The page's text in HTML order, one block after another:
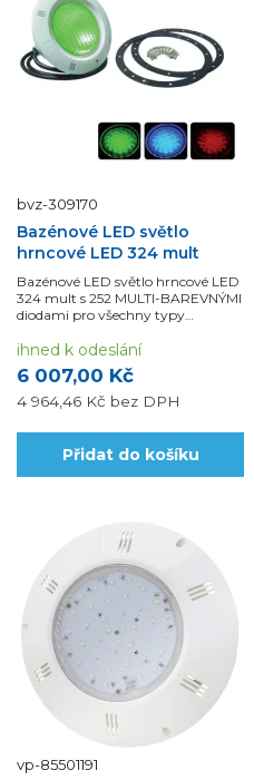
bvz-309170
Bazénové LED světlo
hrncové LED 324 mult
Bazénové LED světlo hrncové LED
324 mult s 252 MULTI-BAREVNÝMI
diodami pro všechny typy
6 007,00 Kč
4 964,46 Kč bez DPH
ihned k odeslání
Přidat do košíku
vp-85501191